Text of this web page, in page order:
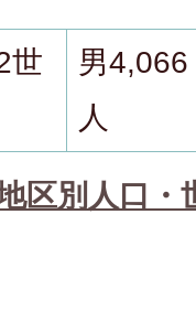
世
男4,066
人
区別人口